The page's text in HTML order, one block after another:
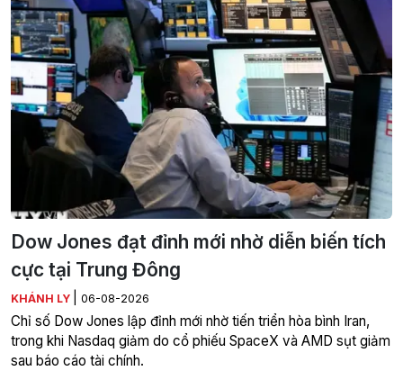
Dow Jones đạt đỉnh mới nhờ diễn biến tích
cực tại Trung Đông
KHÁNH LY 06-08-2026
Chỉ số Dow Jones lập đỉnh mới nhờ tiến triển hòa bình Iran,
trong khi Nasdaq giảm do cổ phiếu SpaceX và AMD sụt giảm
sau báo cáo tài chính.